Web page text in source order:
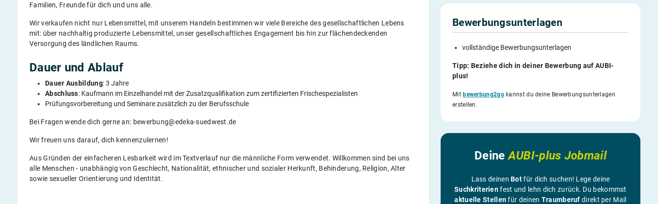
Familien, Freunde für dich und uns alle.
Wir verkaufen nicht nur Lebensmittel, mit unserem Handeln bestimmen wir viele Bereiche des gesellschaftlichen Lebens
mit: über nachhaltig produzierte Lebensmittel, unser gesellschaftliches Engagement bis hin zur flächendeckenden
Versorgung des ländlichen Raums.
Dauer und Ablauf
Dauer Ausbildung: 3 Jahre
Abschluss: Kaufmann im Einzelhandel mit der Zusatzqualifikation zum zertifizierten Frischespezialisten
Prüfungsvorbereitung und Seminare zusätzlich zu der Berufsschule
Bei Fragen wende dich gerne an: bewerbung@edeka-suedwest.de
Wir freuen uns darauf, dich kennenzulernen!
Aus Gründen der einfacheren Lesbarkeit wird im Textverlauf nur die männliche Form verwendet. Willkommen sind bei uns
alle Menschen - unabhängig von Geschlecht, Nationalität, ethnischer und sozialer Herkunft, Behinderung, Religion, Alter
sowie sexueller Orientierung und Identität.
Bewerbungsunterlagen
vollständige Bewerbungsunterlagen
Tipp: Beziehe dich in deiner Bewerbung auf AUBI-
plus!
Mitbewerbung2gokannst du deine Bewerbungsunterlagen
erstellen.
DeineAUBI-plus Jobmail
Lass deinenBotfür dich suchen! Lege deine
Suchkriterienfest und lehn dich zurück. Du bekommst
aktuelle Stellenfür deinen Traumberuf direkt per Mail